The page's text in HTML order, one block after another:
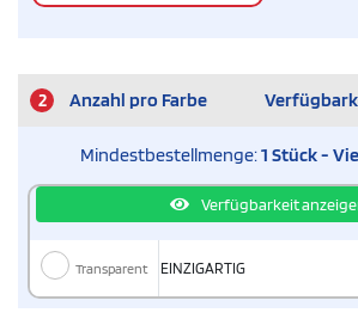
2 Anzahl pro Farbe
Mindestbestellmenge:1 Stück -
Verfügbarkeit
Transparent EINZIGARTIG